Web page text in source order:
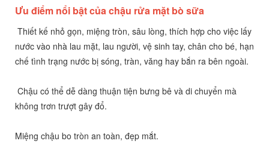
Ưu điểm nổi bật của chậu rửa mặt bò sữa
Thiết kế nhỏ gọn, miệng tròn, sâu lòng, thích hợp cho việc lấy
nước vào nhà lau mặt, lau người, vệ sinh tay, chân cho bé, hạn
chế tình trạng nước bị sóng, tràn, văng hay bắn ra bên ngoài.
Chậu có thể dễ dàng thuận tiện bưng bê và di chuyển mà
không trơn trượt gây đổ.
Miệng chậu bo tròn an toàn, đẹp mắt.